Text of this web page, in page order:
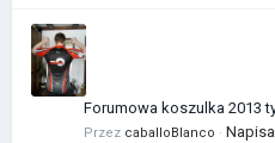
Forumowa koszulka 2013
Przez caballoBlanco ·